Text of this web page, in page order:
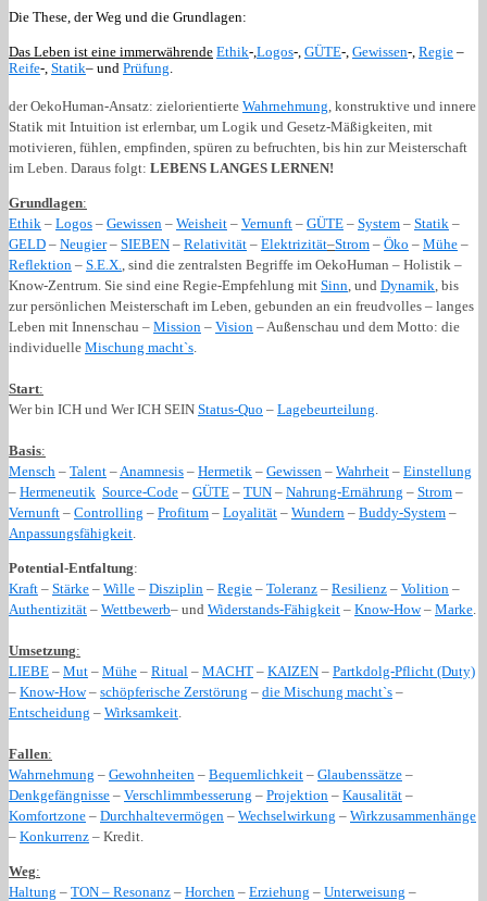
Die These, der Weg und die Grundlagen:
Das Leben ist eine immerwährende Ethik-,Logos-, GÜTE-, Gewissen-, Regie –
Reife-, Statik– und Prüfung.
der OekoHuman-Ansatz: zielorientierte Wahrnehmung , konstruktive und innere
Statik mit Intuition ist erlernbar, um Logik und Gesetz-Mäßigkeiten, mit
motivieren, fühlen, empfinden, spüren zu befruchten, bis hin zur Meisterschaft
im Leben. Daraus folgt: LEBENS LANGES LERNEN!
Grundlagen:
Ethik – Logos – Gewissen – Weisheit – Vernunft – GÜTE – System – Statik –
GELD – Neugier– SIEBEN – Relativität – Elektrizität–Strom – Öko – Mühe –
Reflektion – S.E.X. , sind die zentralsten Begriffe im OekoHuman – Holistik –
Know-Zentrum. Sie sind eine Regie-Empfehlung mit Sinn , und Dynamik , bis
zur persönlichen Meisterschaft im Leben, gebunden an ein freudvolles – langes
Leben mit Innenschau – Mission – Vision – Außenschau und dem Motto: die
individuelle Mischung macht`s
Start:
Wer bin ICH und Wer ICH SEIN Status-Quo – Lagebeurteilung
Basis:
Mensch – Talent – Anamnesis – Hermetik – Gewissen – Wahrheit – Einstellung
– Hermeneutik Source-Code – GÜTE – TUN – Nahrung-Ernährung – Strom –
Vernunft – Controlling – Profitum – Loyalität – Wundern – Buddy-System –
Anpassungsfähigkeit
Potential-Entfaltung:
Kraft – Stärke – Wille – Disziplin – Regie – Toleranz – Resilienz – Volition –
Authentizität – Wettbewerb– und Widerstands-Fähigkeit – Know-How– Marke
Umsetzung:
LIEBE – Mut – Mühe – Ritual – MACHT – KAIZEN – Partkdolg-Pflicht (Duty)
– Know-How– schöpferische Zerstörung – die Mischung macht`s –
Entscheidung – Wirksamkeit
Fallen:
Wahrnehmung – Gewohnheiten – Bequemlichkeit – Glaubenssätze –
Denkgefängnisse – Verschlimmbesserung – Projektion – Kausalität –
Komfortzone – Durchhaltevermögen – Wechselwirkung – Wirkzusammenhänge
– Konkurrenz – Kredit.
Weg:
Haltung – TON – Resonanz – Horchen – Erziehung – Unterweisung –